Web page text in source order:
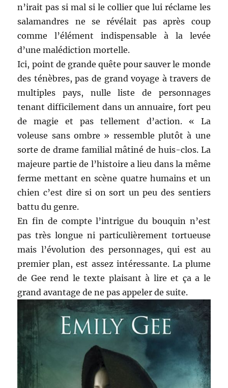
n’irait pas si mal si le collier que lui réclame les
salamandres ne se révélait pas après coup
comme l’élément indispensable à la levée
d’une malédiction mortelle.
Ici, point de grande quête pour sauver le monde
des ténèbres, pas de grand voyage à travers de
multiples pays, nulle liste de personnages
tenant difficilement dans un annuaire, fort peu
de magie et pas tellement d’action. « La
voleuse sans ombre » ressemble plutôt à une
sorte de drame familial mâtiné de huis-clos. La
majeure partie de l’histoire a lieu dans la même
ferme mettant en scène quatre humains et un
chien c’est dire si on sort un peu des sentiers
battu du genre.
En fin de compte l’intrigue du bouquin n’est
pas très longue ni particulièrement tortueuse
mais l’évolution des personnages, qui est au
premier plan, est assez intéressante. La plume
de Gee rend le texte plaisant à lire et ça a le
grand avantage de ne pas appeler de suite.